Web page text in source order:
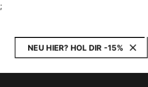
;
NEU HIER? HOL DIR -15%